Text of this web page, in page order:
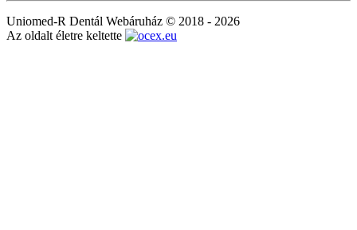
Uniomed-R Dentál Webáruház © 2018 - 2026
Az oldalt életre keltette